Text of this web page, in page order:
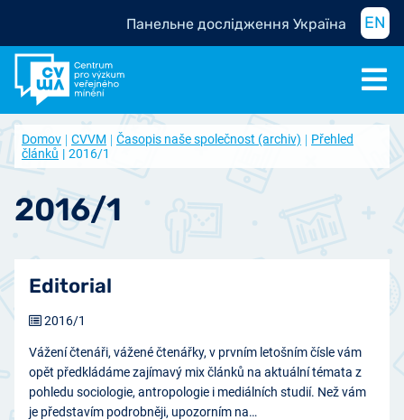
Панельне дослідження Україна EN
Domov CVVM Časopis naše společnost (archiv)
Přehled
článků
2016/1
2016/1
Editorial
Vážení čtenáři, vážené čtenářky, v prvním letošním čísle vám
opět předkládáme zajímavý mix článků na aktuální témata z
pohledu sociologie, antropologie i mediálních studií. Než vám
je představím podrobněji, upozorním na…
2016/1